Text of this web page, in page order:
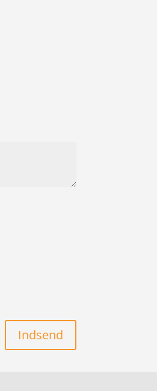
Indsend